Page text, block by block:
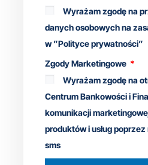
Wyrażam zgodę na
danych osobowych na
w ”Polityce prywatności”
Zgody Marketingowe
Wyrażam zgodę na
Centrum Bankowości i
komunikacji
produktów i usług
sms